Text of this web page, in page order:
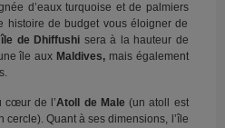
d’eaux turquoise et de palmiers
histoire de budget vous éloigner de
île de Dhiffushi sera à la hauteur de
île aux Maldives,mais également
cœur de l’Atoll de Male (un atoll est
cercle). Quant à ses dimensions, l’île